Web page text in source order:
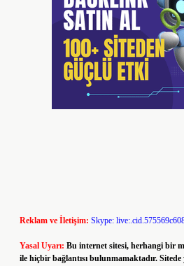
Reklam ve İletişim: Skype:
Yasal Uyarı: Bu internet sitesi, herhangi bir
ile hiçbir bağlantısı bulunmamaktadır. Sitede